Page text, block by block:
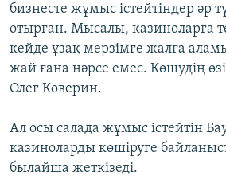
бизнесте жұмыс істейтіндер әр
отырған. Мысалы, казиноларға
кейде ұзақ мерзімге жалға
жай ғана нәрсе емес. Көшудің
Олег Коверин.
Ал осы салада жұмыс істейтін
казиноларды көшіруге
былайша жеткізеді.